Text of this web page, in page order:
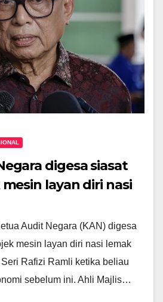
digesa siasat
layan diri nasi
Rafizi
Audit Negara (KAN) digesa
mesin layan diri nasi lemak
Rafizi Ramli ketika beliau
sebelum ini. Ahli Majlis…